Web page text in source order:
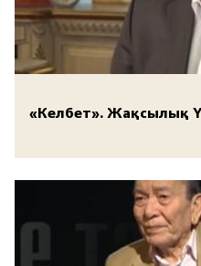
«Келбет». Жақсылық